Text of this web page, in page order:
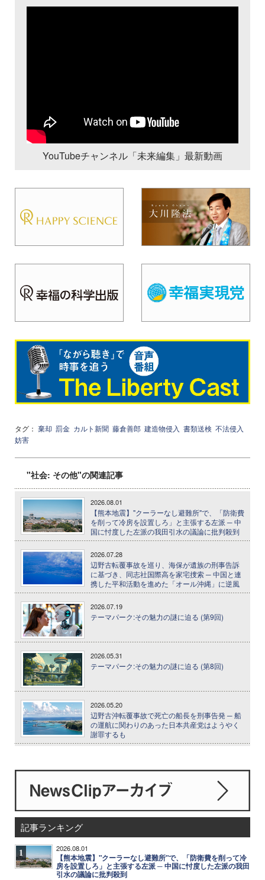
YouTubeチャンネル「未来編集」最新動画
タグ： 棄却 罰金 カルト新聞 藤倉善郎 建造物侵入 書類送検 不法侵入
妨害
"社会: その他"の関連記事
2026.08.01
【熊本地震】"クーラーなし避難所"で、「防衛費
を削って冷房を設置しろ」と主張する左派 ─ 中
国に忖度した左派の我田引水の議論に批判殺到
2026.07.28
辺野古転覆事故を巡り、海保が遺族の刑事告訴
に基づき、同志社国際高を家宅捜索 ─ 中国と連
携した平和活動を進めた「オール沖縄」に逆風
2026.07.19
テーマパーク:その魅力の謎に迫る (第9回)
2026.05.31
テーマパーク:その魅力の謎に迫る (第8回)
2026.05.20
辺野古沖転覆事故で死亡の船長を刑事告発 ─ 船
の運航に関わりのあった日本共産党はようやく
謝罪するも
記事ランキング
1 2026.08.01
【熊本地震】"クーラーなし避難所"で、「防衛費を削って冷
房を設置しろ」と主張する左派 ─ 中国に忖度した左派の我田
引水の議論に批判殺到